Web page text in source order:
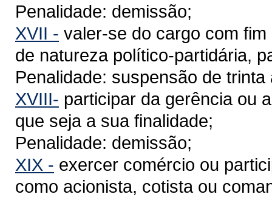
Penalidade: demissão;
XVII - valer-se do cargo com
de natureza político-partidária,
Penalidade: suspensão de
XVIII- participar da gerência ou
que seja a sua finalidade;
Penalidade: demissão;
XIX - exercer comércio ou
como acionista, cotista ou